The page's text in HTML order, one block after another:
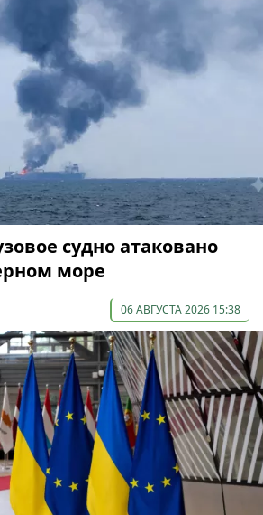
судно атаковано
море
06 АВГУСТА 2026 15:38